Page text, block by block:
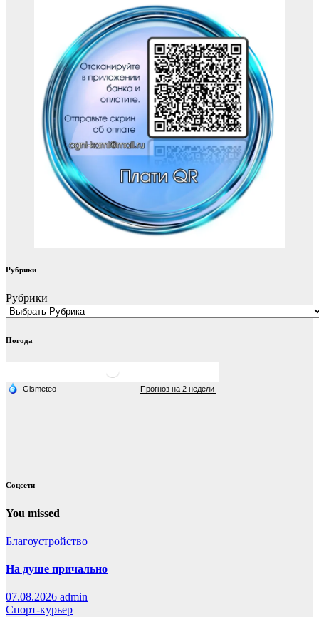
Рубрики
Рубрики
Погода
Соцсети
You missed
Благоустройство
На душе причально
07.08.2026 admin
Спорт-курьер